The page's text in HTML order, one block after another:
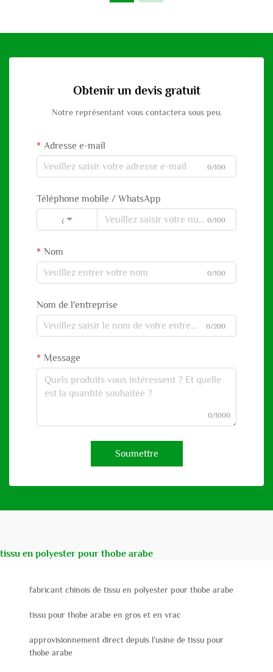
Obtenir un devis gratuit
Notre représentant vous contactera sous peu.
Adresse e-mail
0/100
Téléphone mobile / WhatsApp
Code 0/100
Nom
0/100
Nom de l'entreprise
0/200
Message
0/1000
Soumettre
tissu en polyester pour thobe arabe
fabricant chinois de tissu en polyester pour thobe arabe
tissu pour thobe arabe en gros et en vrac
approvisionnement direct depuis l’usine de tissu pour
thobe arabe